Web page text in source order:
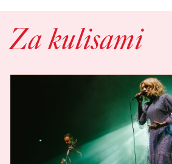
Za kulisami